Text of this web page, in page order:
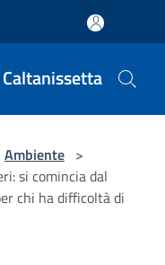
Ambiente >
si comincia dal
chi ha difficoltà di